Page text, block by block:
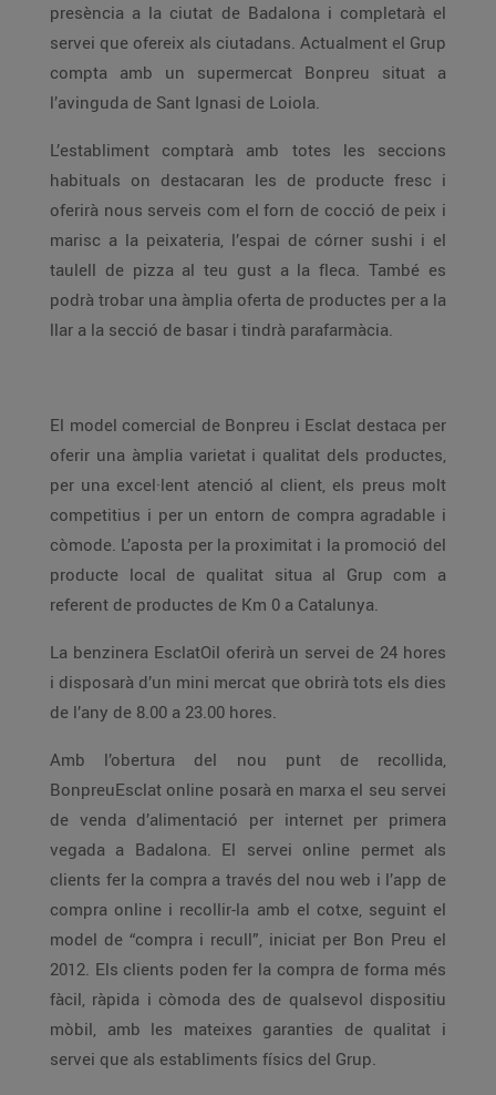
presència a la ciutat de Badalona i completarà el
servei que ofereix als ciutadans. Actualment el Grup
compta amb un supermercat Bonpreu situat a
l’avinguda de Sant Ignasi de Loiola.
L’establiment comptarà amb totes les seccions
habituals on destacaran les de producte fresc i
oferirà nous serveis com el forn de cocció de peix i
marisc a la peixateria, l’espai de córner sushi i el
taulell de pizza al teu gust a la fleca. També es
podrà trobar una àmplia oferta de productes per a la
llar a la secció de basar i tindrà parafarmàcia.
El model comercial de Bonpreu i Esclat destaca per
oferir una àmplia varietat i qualitat dels productes,
per una excel·lent atenció al client, els preus molt
competitius i per un entorn de compra agradable i
còmode. L’aposta per la proximitat i la promoció del
producte local de qualitat situa al Grup com a
referent de productes de Km 0 a Catalunya.
La benzinera EsclatOil oferirà un servei de 24 hores
i disposarà d’un mini mercat que obrirà tots els dies
de l’any de 8.00 a 23.00 hores.
Amb l’obertura del nou punt de recollida,
BonpreuEsclat online posarà en marxa el seu servei
de venda d’alimentació per internet per primera
vegada a Badalona. El servei online permet als
clients fer la compra a través del nou web i l’app de
compra online i recollir-la amb el cotxe, seguint el
model de “compra i recull”, iniciat per Bon Preu el
2012. Els clients poden fer la compra de forma més
fàcil, ràpida i còmoda des de qualsevol dispositiu
mòbil, amb les mateixes garanties de qualitat i
servei que als establiments físics del Grup.